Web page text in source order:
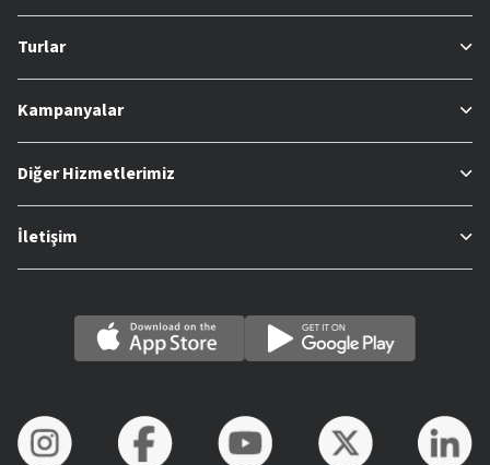
Turlar
Kampanyalar
Diğer Hizmetlerimiz
İletişim